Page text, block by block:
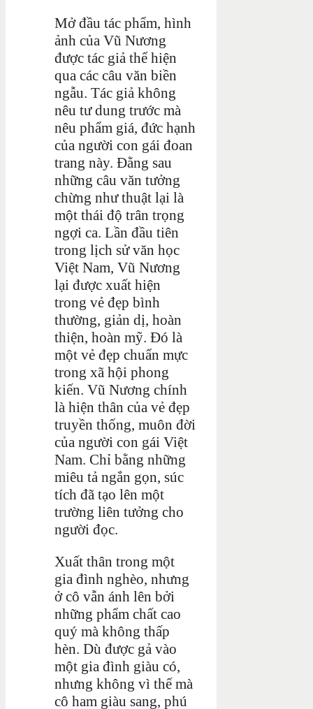
Mở đầu tác phẩm, hình
ảnh của Vũ Nương
được tác giả thể hiện
qua các câu văn biền
ngẫu. Tác giả không
nêu tư dung trước mà
nêu phẩm giá, đức hạnh
của người con gái đoan
trang này. Đằng sau
những câu văn tưởng
chừng như thuật lại là
một thái độ trân trọng
ngợi ca. Lần đầu tiên
trong lịch sử văn học
Việt Nam, Vũ Nương
lại được xuất hiện
trong vẻ đẹp bình
thường, giản dị, hoàn
thiện, hoàn mỹ. Đó là
một vẻ đẹp chuẩn mực
trong xã hội phong
kiến. Vũ Nương chính
là hiện thân của vẻ đẹp
truyền thống, muôn đời
của người con gái Việt
Nam. Chỉ bằng những
miêu tả ngắn gọn, súc
tích đã tạo lên một
trường liên tưởng cho
người đọc.
Xuất thân trong một
gia đình nghèo, nhưng
ở cô vẫn ánh lên bởi
những phẩm chất cao
quý mà không thấp
hèn. Dù được gả vào
một gia đình giàu có,
nhưng không vì thế mà
cô ham giàu sang, phú